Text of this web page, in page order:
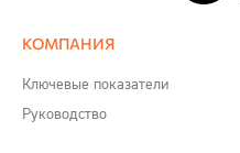
КОМПАНИЯ
Ключевые показатели
Руководство